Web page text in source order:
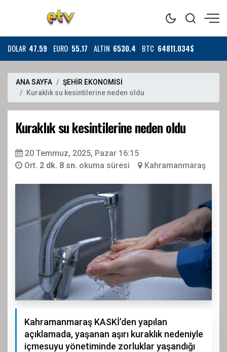
DOLAR 47.59 EURO 55.17 ALTIN 6530.4 BTC 64811.034$
ANA SAYFA
ŞEHİR EKONOMİSİ
Kuraklık su kesintilerine neden oldu
Kuraklık su kesintilerine neden oldu
20 Temmuz, 2025, Pazar 16:15
Ort. 2 dk. 8 sn. okuma süresi Kahramanmaraş
Kahramanmaraş KASKİ’den yapılan
açıklamada, yaşanan aşırı kuraklık nedeniyle
içmesuyu yönetiminde zorluklar yaşandığı